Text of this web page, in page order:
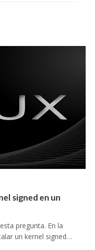
signed en un
pregunta. En la
un kernel signed…